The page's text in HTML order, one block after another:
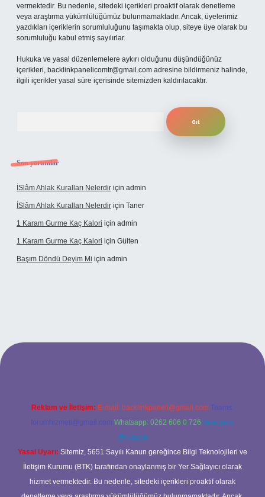
vermektedir. Bu nedenle, sitedeki içerikleri proaktif olarak denetleme
veya araştırma yükümlülüğümüz bulunmamaktadır. Ancak, üyelerimiz
yazdıkları içeriklerin sorumluluğunu taşımakta olup, siteye üye olarak bu
sorumluluğu kabul etmiş sayılırlar.
Hukuka ve yasal düzenlemelere aykırı olduğunu düşündüğünüz
içerikleri, backlinkpanelicomtr@gmail.com adresine bildirmeniz halinde,
ilgili içerikler yasal süre içerisinde sitemizden kaldırılacaktır.
Son yorumlar
İSlâm Ahlak Kuralları Nelerdir için admin
İSlâm Ahlak Kuralları Nelerdir için Taner
1 Karam Gurme Kaç Kalori için admin
1 Karam Gurme Kaç Kalori için Gülten
Başım Döndü Deyim Mi için admin
Reklam ve İletişim: E-mail: backlinkpaneli@gmail.com Teams:
forumhizmeti@gmail.com Whatsapp: 0262 606 0 726 Telegram:
@karabul
Yasal Uyarı: Sitemiz, 5651 Sayılı Kanun gereğince Bilgi Teknolojileri ve
İletişim Kurumu (BTK) tarafından onaylanmış bir Yer Sağlayıcı olarak
hizmet vermektedir. Bu nedenle, sitedeki içerikleri proaktif olarak